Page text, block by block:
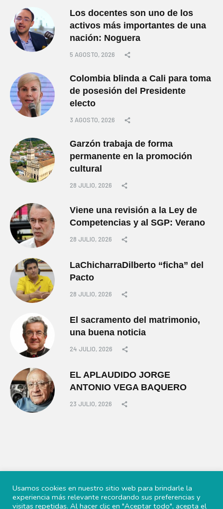
Los docentes son uno de los
activos más importantes de una
nación: Noguera
5 AGOSTO, 2026
Colombia blinda a Cali para toma
de posesión del Presidente
electo
3 AGOSTO, 2026
Garzón trabaja de forma
permanente en la promoción
cultural
28 JULIO, 2026
Viene una revisión a la Ley de
Competencias y al SGP: Verano
28 JULIO, 2026
LaChicharraDilberto “ficha” del
Pacto
28 JULIO, 2026
El sacramento del matrimonio,
una buena noticia
24 JULIO, 2026
EL APLAUDIDO JORGE
ANTONIO VEGA BAQUERO
23 JULIO, 2026
Usamos cookies en nuestro sitio web para brindarle la
experiencia más relevante recordando sus preferencias y
visitas repetidas. Al hacer clic en "Aceptar todo", acepta el